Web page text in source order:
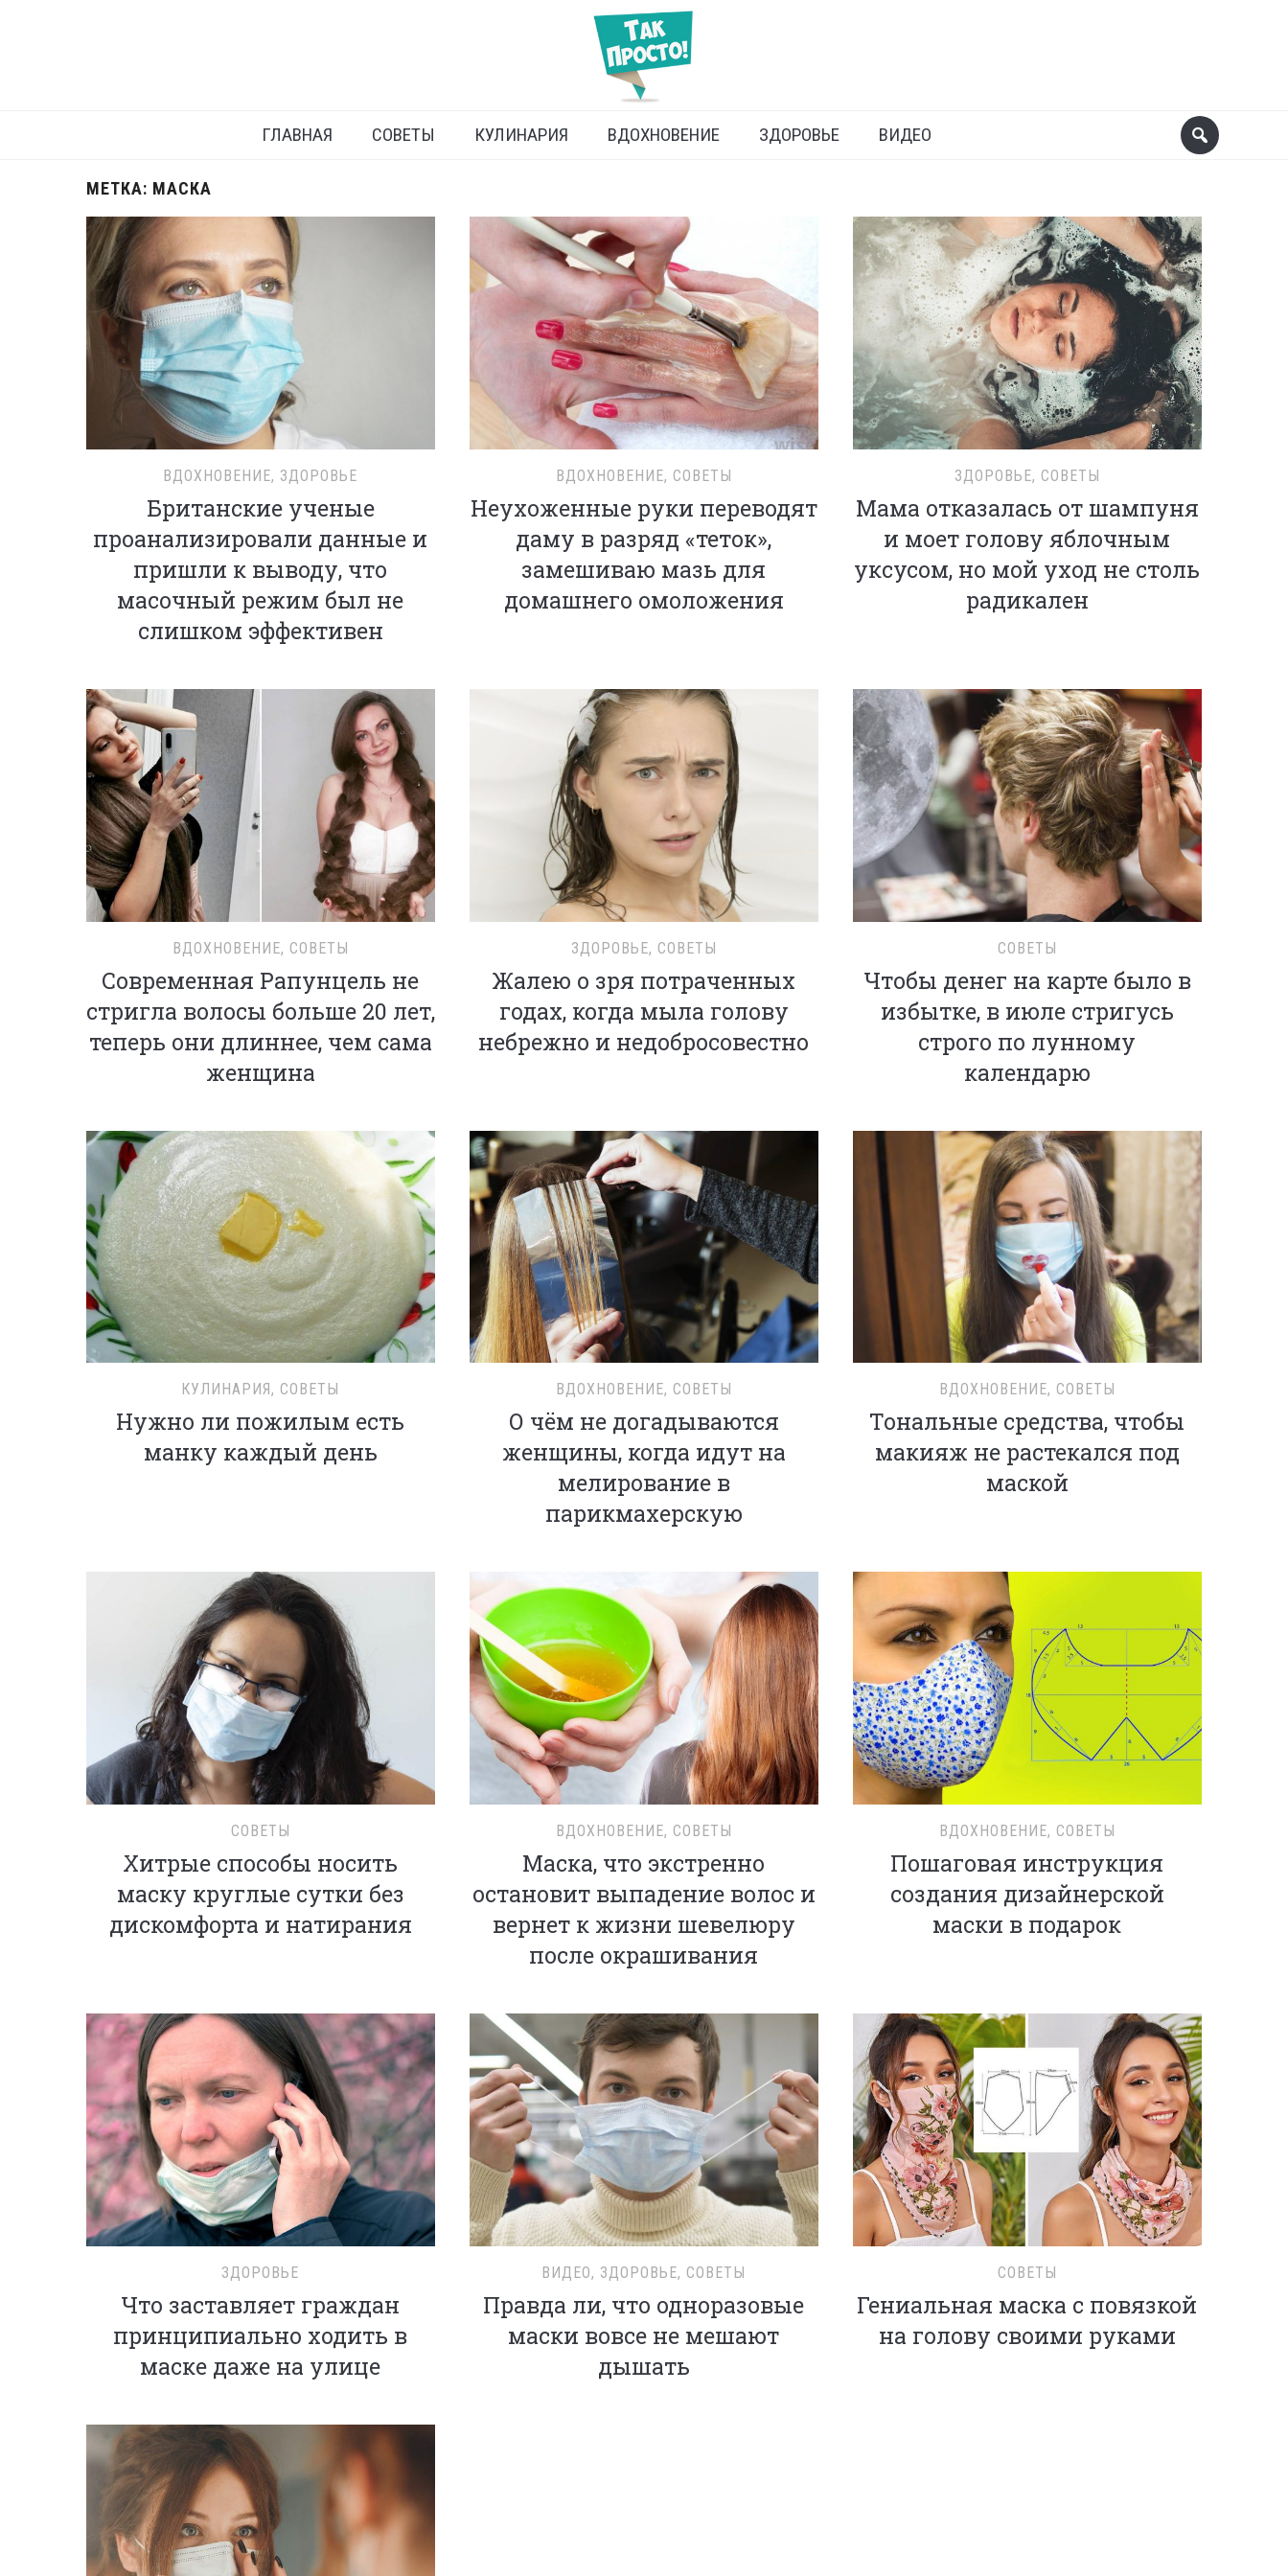
ГЛАВНАЯ СОВЕТЫ КУЛИНАРИЯ ВДОХНОВЕНИЕ ЗДОРОВЬЕ ВИДЕО
МЕТКА: МАСКА
ВДОХНОВЕНИЕ, ЗДОРОВЬЕ
Британские ученые
проанализировали данные и
пришли к выводу, что
масочный режим был не
слишком эффективен
ВДОХНОВЕНИЕ, СОВЕТЫ
Неухоженные руки переводят
даму в разряд «теток»,
замешиваю мазь для
домашнего омоложения
ЗДОРОВЬЕ, СОВЕТЫ
Мама отказалась от шампуня
и моет голову яблочным
уксусом, но мой уход не столь
радикален
ВДОХНОВЕНИЕ, СОВЕТЫ
Современная Рапунцель не
стригла волосы больше 20 лет,
теперь они длиннее, чем сама
женщина
ЗДОРОВЬЕ, СОВЕТЫ
Жалею о зря потраченных
годах, когда мыла голову
небрежно и недобросовестно
СОВЕТЫ
Чтобы денег на карте было в
избытке, в июле стригусь
строго по лунному
календарю
КУЛИНАРИЯ, СОВЕТЫ
Нужно ли пожилым есть
манку каждый день
ВДОХНОВЕНИЕ, СОВЕТЫ
О чём не догадываются
женщины, когда идут на
мелирование в
парикмахерскую
ВДОХНОВЕНИЕ, СОВЕТЫ
Тональные средства, чтобы
макияж не растекался под
маской
СОВЕТЫ
Хитрые способы носить
маску круглые сутки без
дискомфорта и натирания
ВДОХНОВЕНИЕ, СОВЕТЫ
Маска, что экстренно
остановит выпадение волос и
вернет к жизни шевелюру
после окрашивания
ВДОХНОВЕНИЕ, СОВЕТЫ
Пошаговая инструкция
создания дизайнерской
маски в подарок
ЗДОРОВЬЕ
Что заставляет граждан
принципиально ходить в
маске даже на улице
ВИДЕО, ЗДОРОВЬЕ, СОВЕТЫ
Правда ли, что одноразовые
маски вовсе не мешают
дышать
СОВЕТЫ
Гениальная маска с повязкой
на голову своими руками